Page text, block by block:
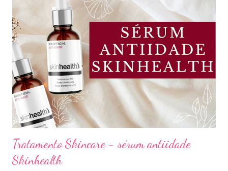
Lima. Compartilhando dicas de produtos, resenhas, rotinas de
beleza, bem-estar e autoestima. TOP 10 BASES BARATINHAS
Escolher uma boa base para a maquiagem não é algo tão simples.
Afinal temos que avaliar para qual tipo de pele, tonalidade,
subtom, ativos (se for o caso) e ainda o preço. Neste vídeo do
meu canal mostrei como vocês podem comprar uma base sem
errar na cor. É um site que tem salvado minha vida,...
Tratamento Skincare - sérum antiidade
Skinhealth